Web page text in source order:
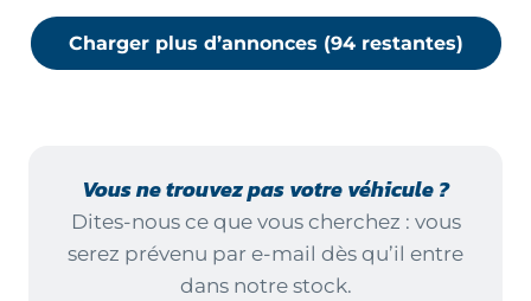
Charger plus d’annonces (94restantes)
Vous ne trouvez pas votre véhicule ?
Dites-nous ce que vous cherchez : vous
serez prévenu par e-mail dès qu’il entre
dans notre stock.